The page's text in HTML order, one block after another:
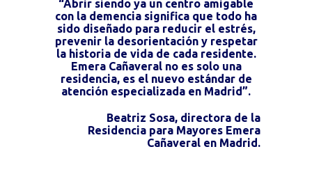
“Abrir siendo ya un centro amigable
con la demencia significa que todo ha
sido diseñado para reducir el estrés,
prevenir la desorientación y respetar
la historia de vida de cada residente.
Emera Cañaveral no es solo una
residencia, es el nuevo estándar de
atención especializada en Madrid”.
Beatriz Sosa, directora de la
Residencia para Mayores Emera
Cañaveral en Madrid.